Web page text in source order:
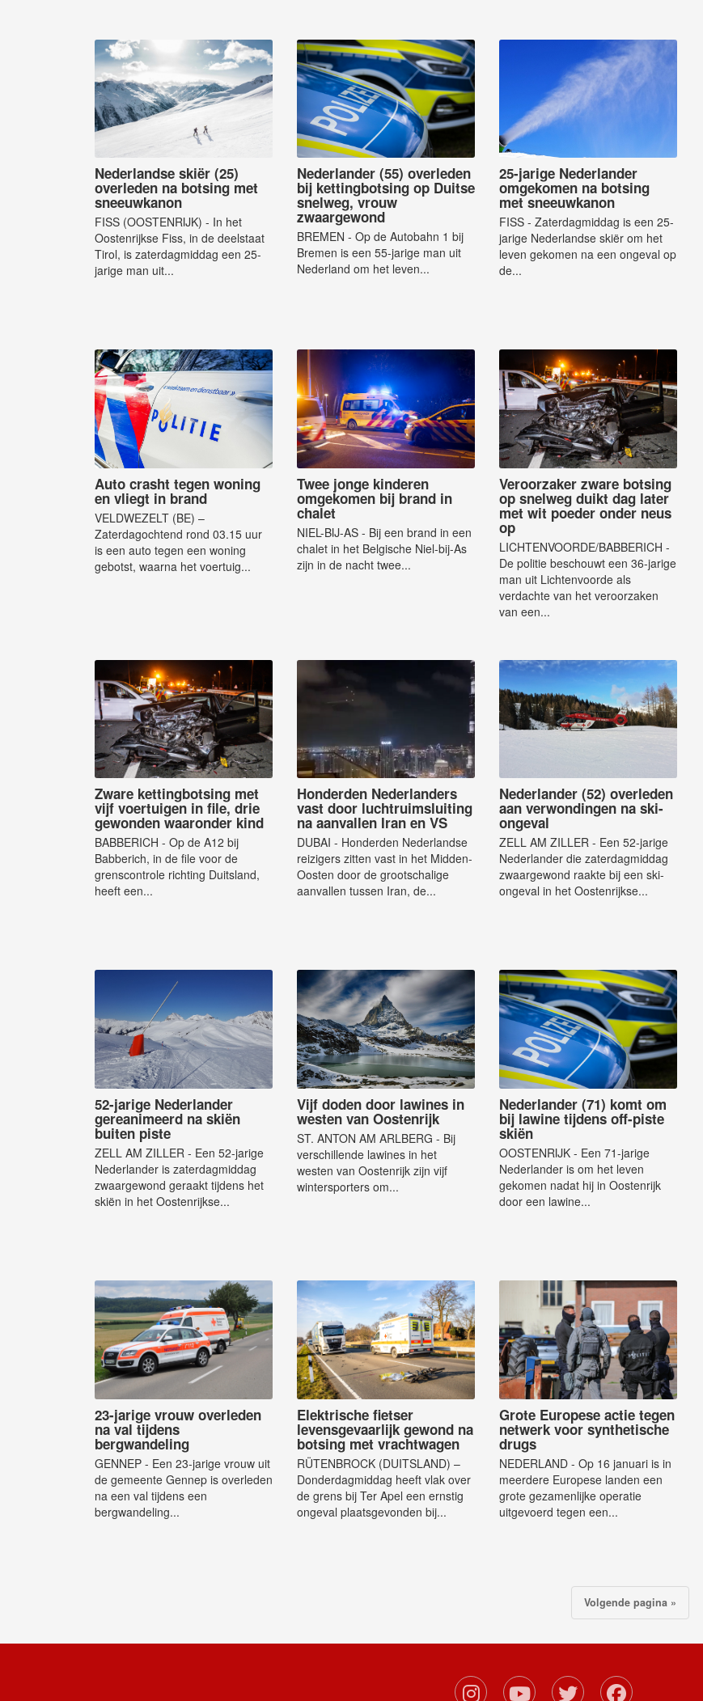
Nederlandse skiër (25)
overleden na botsing met
sneeuwkanon
FISS (OOSTENRIJK) - In het
Oostenrijkse Fiss, in de deelstaat
Tirol, is zaterdagmiddag een 25-
jarige man uit...
Nederlander (55) overleden
bij kettingbotsing op Duitse
snelweg, vrouw
zwaargewond
BREMEN - Op de Autobahn 1 bij
Bremen is een 55-jarige man uit
Nederland om het leven...
25-jarige Nederlander
omgekomen na botsing
met sneeuwkanon
FISS - Zaterdagmiddag is een 25-
jarige Nederlandse skiër om het
leven gekomen na een ongeval op
de...
Auto crasht tegen woning
en vliegt in brand
VELDWEZELT (BE) –
Zaterdagochtend rond 03.15 uur
is een auto tegen een woning
gebotst, waarna het voertuig...
Twee jonge kinderen
omgekomen bij brand in
chalet
NIEL-BIJ-AS - Bij een brand in een
chalet in het Belgische Niel-bij-As
zijn in de nacht twee...
Veroorzaker zware botsing
op snelweg duikt dag later
met wit poeder onder neus
op
LICHTENVOORDE/BABBERICH -
De politie beschouwt een 36-jarige
man uit Lichtenvoorde als
verdachte van het veroorzaken
van een...
Zware kettingbotsing met
vijf voertuigen in file, drie
gewonden waaronder kind
BABBERICH - Op de A12 bij
Babberich, in de file voor de
grenscontrole richting Duitsland,
heeft een...
Honderden Nederlanders
vast door luchtruimsluiting
na aanvallen Iran en VS
DUBAI - Honderden Nederlandse
reizigers zitten vast in het Midden-
Oosten door de grootschalige
aanvallen tussen Iran, de...
Nederlander (52) overleden
aan verwondingen na ski-
ongeval
ZELL AM ZILLER - Een 52-jarige
Nederlander die zaterdagmiddag
zwaargewond raakte bij een ski-
ongeval in het Oostenrijkse...
52-jarige Nederlander
gereanimeerd na skiën
buiten piste
ZELL AM ZILLER - Een 52-jarige
Nederlander is zaterdagmiddag
zwaargewond geraakt tijdens het
skiën in het Oostenrijkse...
Vijf doden door lawines in
westen van Oostenrijk
ST. ANTON AM ARLBERG - Bij
verschillende lawines in het
westen van Oostenrijk zijn vijf
wintersporters om...
Nederlander (71) komt om
bij lawine tijdens off-piste
skiën
OOSTENRIJK - Een 71-jarige
Nederlander is om het leven
gekomen nadat hij in Oostenrijk
door een lawine...
23-jarige vrouw overleden
na val tijdens
bergwandeling
GENNEP - Een 23-jarige vrouw uit
de gemeente Gennep is overleden
na een val tijdens een
bergwandeling...
Elektrische fietser
levensgevaarlijk gewond na
botsing met vrachtwagen
RÜTENBROCK (DUITSLAND) –
Donderdagmiddag heeft vlak over
de grens bij Ter Apel een ernstig
ongeval plaatsgevonden bij...
Grote Europese actie tegen
netwerk voor synthetische
drugs
NEDERLAND - Op 16 januari is in
meerdere Europese landen een
grote gezamenlijke operatie
uitgevoerd tegen een...
Volgende pagina »